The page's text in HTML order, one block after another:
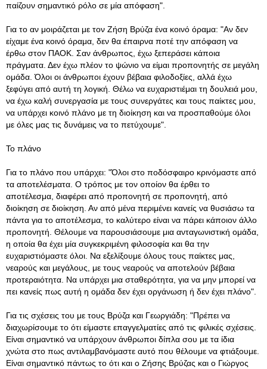
παίζουν σημαντικό ρόλο σε μία απόφαση".
Για το αν μοιράζεται με τον Ζήση Βρύζα ένα κοινό όραμα: "Αν δεν
είχαμε ένα κοινό όραμα, δεν θα έπαιρνα ποτέ την απόφαση να
έρθω στον ΠΑΟΚ. Σαν άνθρωπος, έχω ξεπεράσει κάποια
πράγματα. Δεν έχω πλέον το ψώνιο να είμαι προπονητής σε μεγάλη
ομάδα. Όλοι οι άνθρωποι έχουν βέβαια φιλοδοξίες, αλλά έχω
ξεφύγει από αυτή τη λογική. Θέλω να ευχαριστιέμαι τη δουλειά μου,
να έχω καλή συνεργασία με τους συνεργάτες και τους παίκτες μου,
να υπάρχει κοινό πλάνο με τη διοίκηση και να προσπαθούμε όλοι
με όλες μας τις δυνάμεις να το πετύχουμε".
Το πλάνο
Για το πλάνο που υπάρχει: "Όλοι στο ποδόσφαιρο κρινόμαστε από
τα αποτελέσματα. Ο τρόπος με τον οποίον θα έρθει το
αποτέλεσμα, διαφέρει από προπονητή σε προπονητή, από
διοίκηση σε διοίκηση. Αν από μένα περιμένει κανείς να θυσιάσω τα
πάντα για το αποτέλεσμα, το καλύτερο είναι να πάρει κάποιον άλλο
προπονητή. Θέλουμε να παρουσιάσουμε μια ανταγωνιστική ομάδα,
η οποία θα έχει μία συγκεκριμένη φιλοσοφία και θα την
ευχαριστιόμαστε όλοι. Να εξελίξουμε όλους τους παίκτες μας,
νεαρούς και μεγάλους, με τους νεαρούς να αποτελούν βέβαια
προτεραιότητα. Να υπάρχει μια σταθερότητα, για να μην μπορεί να
πει κανείς πως αυτή η ομάδα δεν έχει οργάνωση ή δεν έχει πλάνο".
Για τις σχέσεις του με τους Βρύζα και Γεωργιάδη: "Πρέπει να
διαχωρίσουμε το ότι είμαστε επαγγελματίες από τις φιλικές σχέσεις.
Είναι σημαντικό να υπάρχουν άνθρωποι δίπλα σου με τα ίδια
χνώτα στο πως αντιλαμβανόμαστε αυτό που θέλουμε να φτιάξουμε.
Είναι σημαντικό πάντως το ότι και ο Ζήσης Βρύζας και ο Γιώργος